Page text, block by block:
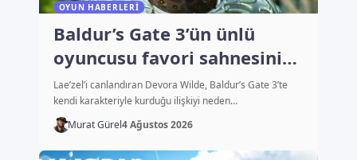
OYUN HABERLERI
Baldur’s Gate 3’ün ünlü
oyuncusu favori sahnesini
açıkladı
Lae’zel’i canlandıran Devora Wilde, Baldur’s Gate 3’te
kendi karakteriyle kurduğu ilişkiyi neden…
Murat Gürel4 Ağustos 2026